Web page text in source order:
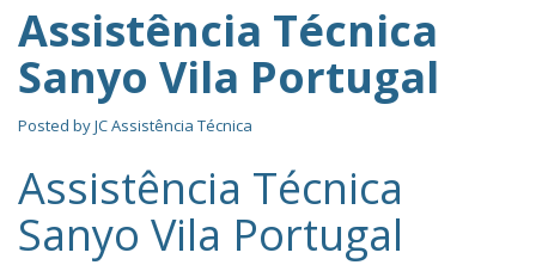
Assistência Técnica
Sanyo Vila Portugal
Posted byJC Assistência Técnica
Assistência Técnica
Sanyo Vila Portugal